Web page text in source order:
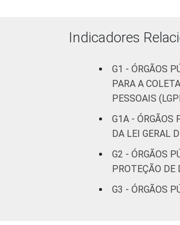
tecnologias de
Indicadores
G1 - ÓRGÃOS
PARA A
PESSOAIS
G1A - ÓRGÃOS
DA LEI GERAL
G2 - ÓRGÃOS
PROTEÇÃO DE
G3 - ÓRGÃOS